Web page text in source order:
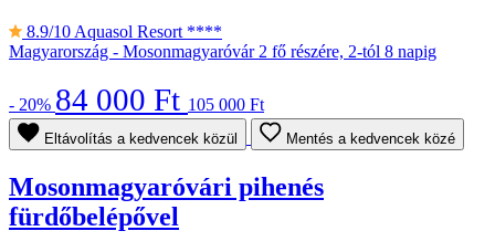
8.9/10 Aquasol Resort ****
Magyarország - Mosonmagyaróvár 2 fő részére, 2-tól 8 napig
- 20% 84 000 Ft 105 000 Ft
Eltávolítás a kedvencek közül Mentés a kedvencek közé
Mosonmagyaróvári pihenés
fürdőbelépővel